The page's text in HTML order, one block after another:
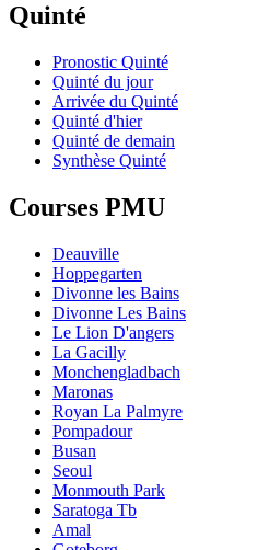
Quinté
Pronostic Quinté
Quinté du jour
Arrivée du Quinté
Quinté d'hier
Quinté de demain
Synthèse Quinté
Courses PMU
Deauville
Hoppegarten
Divonne les Bains
Divonne Les Bains
Le Lion D'angers
La Gacilly
Monchengladbach
Maronas
Royan La Palmyre
Pompadour
Busan
Seoul
Monmouth Park
Saratoga Tb
Amal